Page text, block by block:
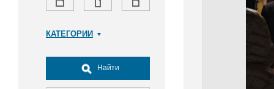
КАТЕГОРИИ
Досуг, туризм и отдых
Культура
Найти